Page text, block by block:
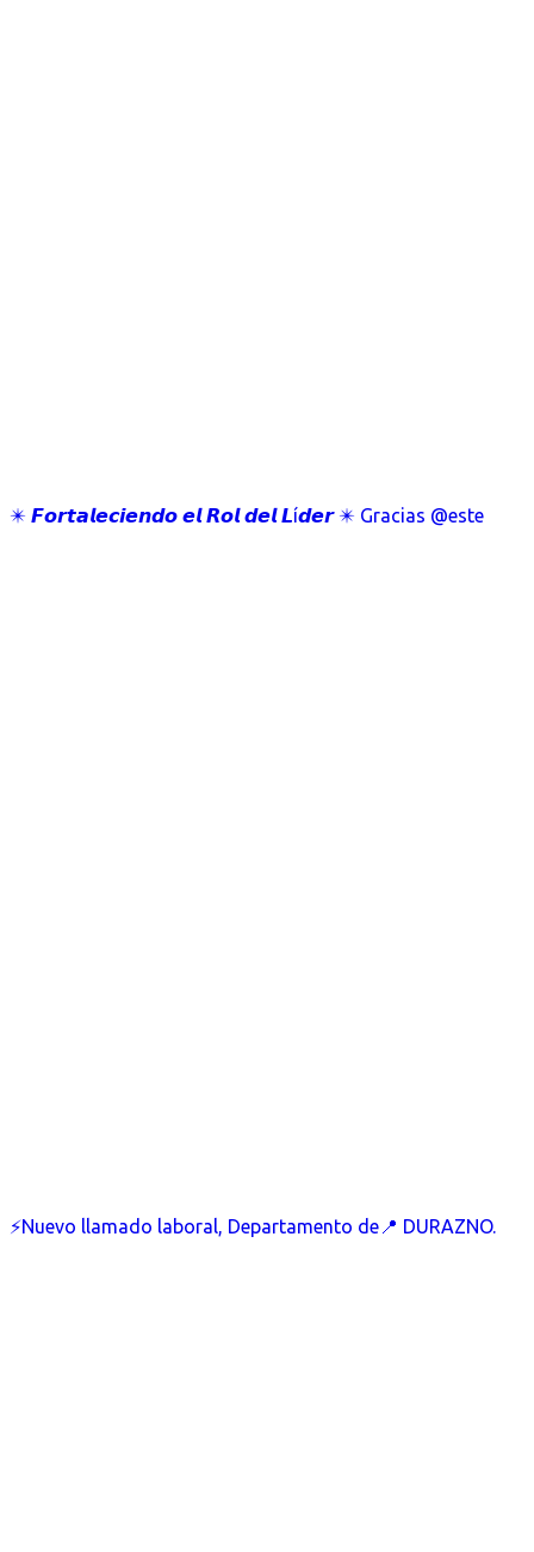
✴️ 𝙁𝙤𝙧𝙩𝙖𝙡𝙚𝙘𝙞𝙚𝙣𝙙𝙤 𝙚𝙡 𝙍𝙤𝙡 𝙙𝙚𝙡 𝙇í𝙙𝙚𝙧 ✴️ Gracias @este
⚡Nuevo llamado laboral, Departamento de📍 DURAZNO.